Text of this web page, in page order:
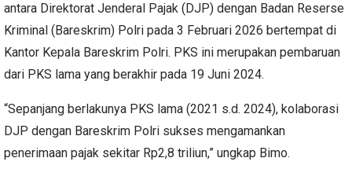
antara Direktorat Jenderal Pajak (DJP) dengan Badan Reserse
Kriminal (Bareskrim) Polri pada 3 Februari 2026 bertempat di
Kantor Kepala Bareskrim Polri. PKS ini merupakan pembaruan
dari PKS lama yang berakhir pada 19 Juni 2024.
“Sepanjang berlakunya PKS lama (2021 s.d. 2024), kolaborasi
DJP dengan Bareskrim Polri sukses mengamankan
penerimaan pajak sekitar Rp2,8 triliun,” ungkap Bimo.